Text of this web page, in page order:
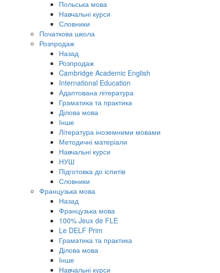
Польська мова
Навчальні курси
Словники
Початкова школа
Розпродаж
Назад
Розпродаж
Cambridge Academic English
International Education
Адаптована література
Граматика та практика
Ділова мова
Інше
Література іноземними мовами
Методичні матеріали
Навчальні курси
НУШ
Підготовка до іспитів
Словники
Французька мова
Назад
Французька мова
100% Jeux de FLE
Le DELF Prim
Граматика та практика
Ділова мова
Інше
Навчальні курси